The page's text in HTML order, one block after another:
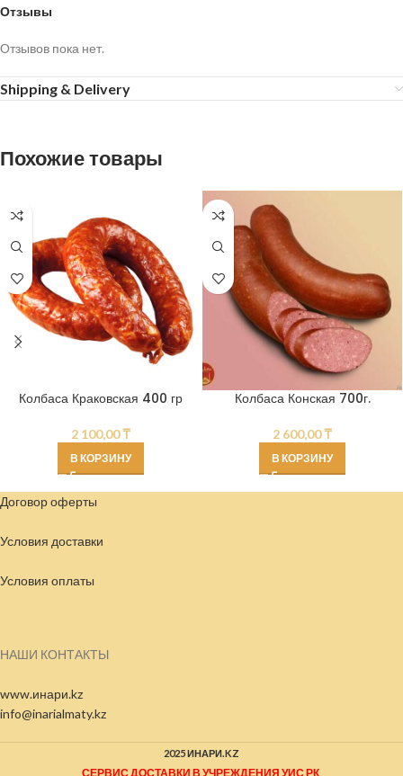
Отзывы
Отзывов пока нет.
Shipping & Delivery
Похожие товары
Колбаса Краковская 400 гр
2 100,00₸
В КОРЗИНУ
Колбаса Конская 700г.
2 600,00₸
В КОРЗИНУ
Договор оферты
Условия доставки
Условия оплаты
НАШИ КОНТАКТЫ
www.инари.kz
info@inarialmaty.kz
2025 ИНАРИ.KZ
СЕРВИС ДОСТАВКИ В УЧРЕЖДЕНИЯ УИС РК